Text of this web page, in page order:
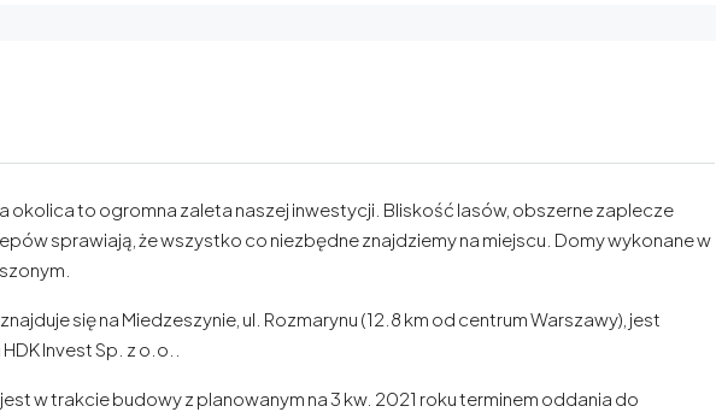
okolica to ogromna zaleta naszej inwestycji. Bliskość lasów, obszerne zaplecze
sprawiają, że wszystko co niezbędne znajdziemy na miejscu. Domy wykonane w
się na Miedzeszynie, ul. Rozmarynu (12.8 km od centrum Warszawy), jest
Invest Sp. z o.o..
w trakcie budowy z planowanym na 3 kw. 2021 roku terminem oddania do